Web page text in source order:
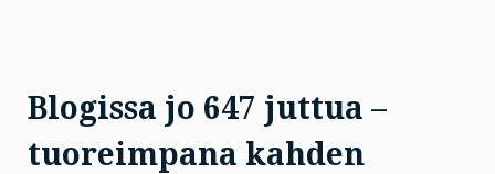
Blogissa jo 647 juttua –
tuoreimpana kahden